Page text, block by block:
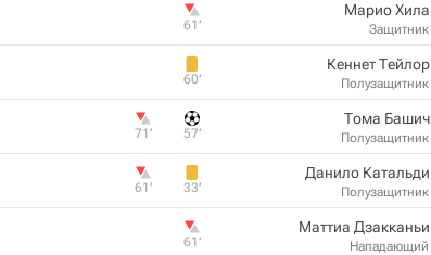
Марио Хила
Защитник
61‎’‎
Кеннет Тейлор
Полузащитник
60‎’‎
Тома Башич
Полузащитник
57‎’‎
71‎’‎
Данило Катальди
Полузащитник
33‎’‎
61‎’‎
Маттиа Дзакканьи
Нападающий
61‎’‎